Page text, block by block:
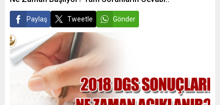
Paylaş Tweetle Gönder